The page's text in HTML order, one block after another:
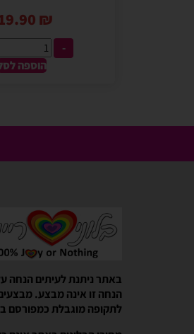
₪
-
הוספה
באתר ניתנת לעיתים הנחה
הנחה זו אינה מבצע.
לתקופה מוגבלת כמפורסם